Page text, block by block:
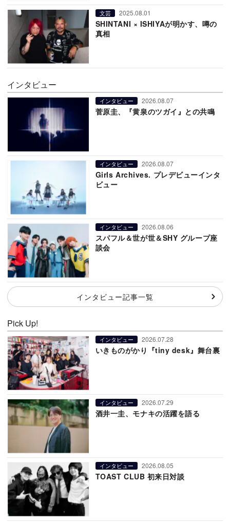
文芸 2025.08.01
SHINTANI × ISHIYAが明かす、噂の
真相
インタビュー
インタビュー 2026.08.07
菅原圭、『黄泉のツガイ』との共鳴
インタビュー 2026.08.07
Girls Archives. プレデビューインタ
ビュー
インタビュー 2026.08.06
スパフル＆世が世＆SHY グループ座
談会
インタビュー記事一覧
Pick Up!
インタビュー 2026.07.28
いきものがかり『tiny desk』舞台裏
インタビュー 2026.07.29
酒井一圭、モナキの活躍を語る
インタビュー 2026.08.05
TOAST CLUB 初来日対談